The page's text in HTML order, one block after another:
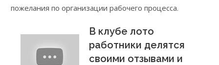
пожелания по организации рабочего процесса.
В клубе лото
работники делятся
своими отзывами и